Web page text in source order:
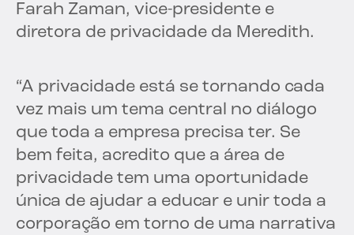
Farah Zaman, vice-presidente e
diretora de privacidade da Meredith.
“A privacidade está se tornando cada
vez mais um tema central no diálogo
que toda a empresa precisa ter. Se
bem feita, acredito que a área de
privacidade tem uma oportunidade
única de ajudar a educar e unir toda a
corporação em torno de uma narrativa